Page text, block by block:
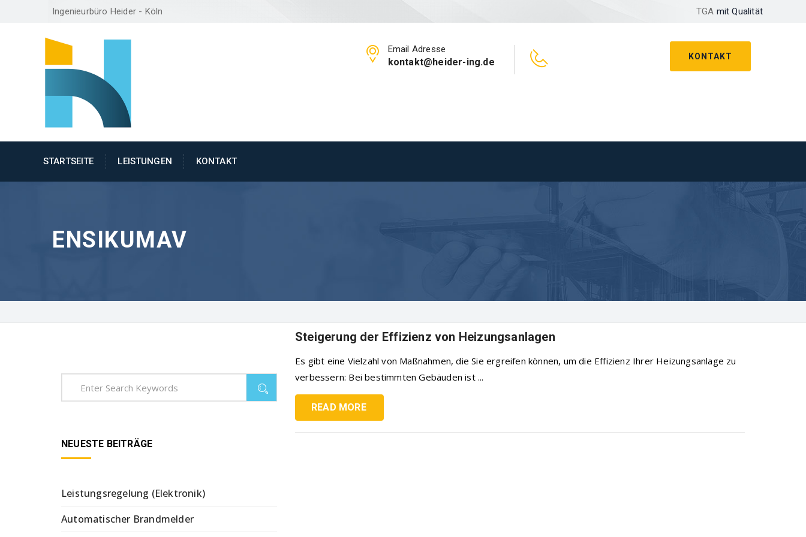
Ingenieurbüro Heider - Köln TGA mit Qualität
KONTAKT
Email Adresse
kontakt@heider-ing.de
STARTSEITE LEISTUNGEN KONTAKT
ENSIKUMAV
Steigerung der Effizienz von Heizungsanlagen
Es gibt eine Vielzahl von Maßnahmen, die Sie ergreifen können, um die Effizienz Ihrer Heizungsanlage zu
verbessern: Bei bestimmten Gebäuden ist ...
READ MORE
NEUESTE BEITRÄGE
Leistungsregelung (Elektronik)
Automatischer Brandmelder